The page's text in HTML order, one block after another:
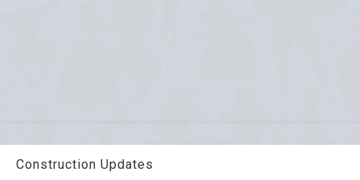
Construction Updates